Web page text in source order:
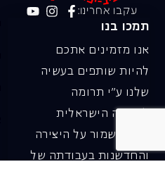
עקבו אחרינו:
תמכו בנו
אנו מזמינים אתכם
להיות שותפים בעשיה
שלנו ע"י תרומה
לאופרה הישראלית
ובכך לשמור על היצירה
והחדשנות בעבודתה של